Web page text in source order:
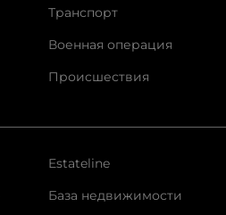
Транспорт
Военная операция
Происшествия
Estateline
База недвижимости